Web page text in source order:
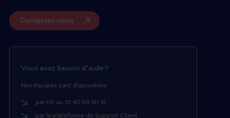
Contactez-nous
Vous avez besoin d’aide ?
Nos équipes sont disponibles
par tél. au 01 40 95 30 41
par la plateforme de Support Client